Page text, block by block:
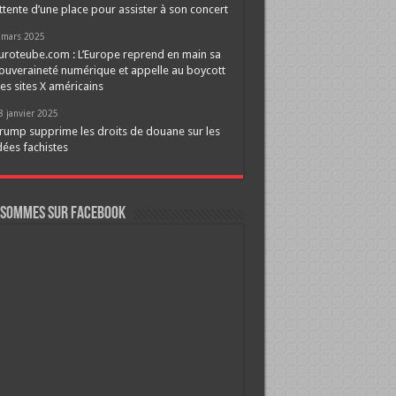
d’une place pour assister à son concert
2025
: L’Europe reprend en main sa
numérique et appelle au boycott
sites X américains
janvier 2025
supprime les droits de douane sur les
fachistes
sur FaceBook